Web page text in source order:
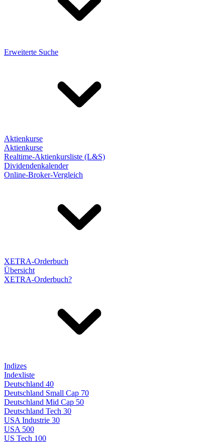
Erweiterte Suche
Aktienkurse
Aktienkurse
Realtime-Aktienkursliste (L&S)
Dividendenkalender
Online-Broker-Vergleich
XETRA-Orderbuch
Übersicht
XETRA-Orderbuch?
Indizes
Indexliste
Deutschland 40
Deutschland Small Cap 70
Deutschland Mid Cap 50
Deutschland Tech 30
USA Industrie 30
USA 500
US Tech 100